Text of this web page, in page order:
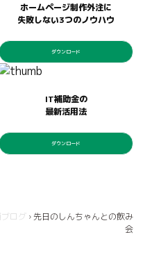
ホームページ制作外注に
失敗しない3つのノウハウ
ダウンロード
IT補助金の
最新活用法
ダウンロード
ログ ›先日のしんちゃんとの飲み
会